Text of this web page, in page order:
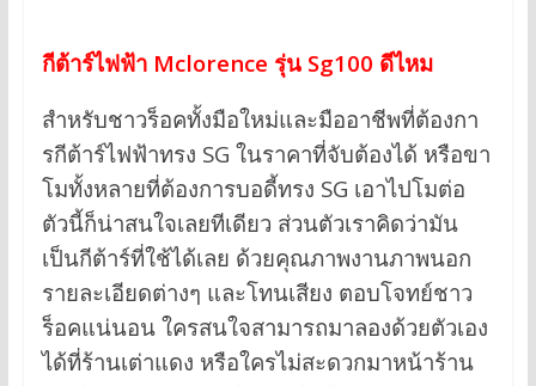
กีต้าร์ไฟฟ้า Mclorence รุ่น Sg100 ดีไหม
สำหรับชาวร็อคทั้งมือใหม่และมืออาชีพที่ต้องกา
รกีต้าร์ไฟฟ้าทรง SG ในราคาที่จับต้องได้ หรือขา
โมทั้งหลายที่ต้องการบอดี้ทรง SG เอาไปโมต่อ
ตัวนี้ก็น่าสนใจเลยทีเดียว ส่วนตัวเราคิดว่ามัน
เป็นกีต้าร์ที่ใช้ได้เลย ด้วยคุณภาพงานภาพนอก
รายละเอียดต่างๆ และโทนเสียง ตอบโจทย์ชาว
ร็อคแน่นอน ใครสนใจสามารถมาลองด้วยตัวเอง
ได้ที่ร้านเต่าแดง หรือใครไม่สะดวกมาหน้าร้าน